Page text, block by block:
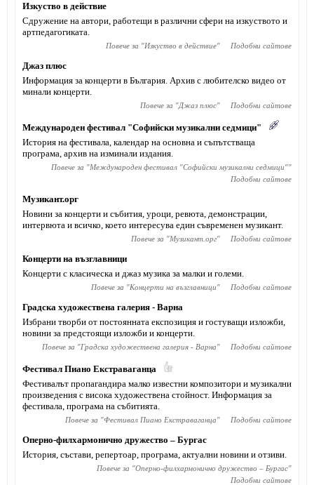
Изкуство в действие
Сдружение на автори, работещи в различни сфери на изкуството и
артпедагогиката.
Повече за "Изкуство в действие" Подобни сайтове
Джаз плюс
Информация за концерти в България. Архив с любителско видео от
минали концерти.
Повече за "Джаз плюс" Подобни сайтове
Международен фестивал "Софийски музикални седмици"
История на фестивала, календар на основна и съпътстваща
програма, архив на изминали издания.
Повече за "Международен фестивал "Софийски музикални седмици""
Подобни сайтове
Музикант.орг
Новини за концерти и събития, уроци, ревюта, демонстрации,
интервюта и всичко, което интересува един съвременен музикант.
Повече за "Музикант.орг" Подобни сайтове
Концерти на възглавници
Концерти с класическа и джаз музика за малки и големи.
Повече за "Концерти на възглавници" Подобни сайтове
Градска художествена галерия - Варна
Избрани творби от постоянната експозиция и гостуващи изложби,
новини за предстоящи изложби и концерти.
Повече за "Градска художествена галерия - Варна" Подобни сайтове
Фестивал Пиано Екстраваганца
Фестивалът пропагандира малко известни композитори и музикални
произведения с висока художествена стойност. Информация за
фестивала, програма на събитията.
Повече за "Фестивал Пиано Екстраваганца" Подобни сайтове
Оперно-филхармонично дружество – Бургас
История, състави, репертоар, програма, актуални новини и отзиви.
Повече за "Оперно-филхармонично дружество – Бургас"
Подобни сайтове